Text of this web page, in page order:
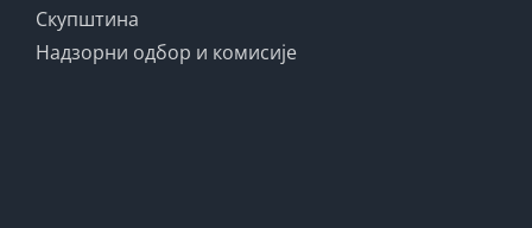
Скупштина
Надзорни одбор и комисије